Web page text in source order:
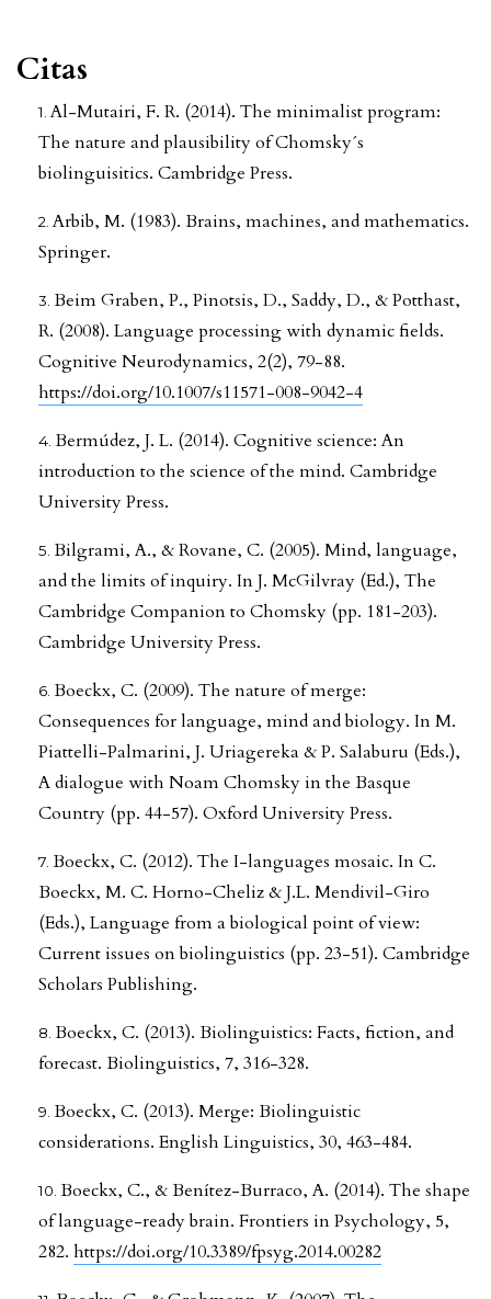
Citas
Al-Mutairi, F. R. (2014). The minimalist program:
The nature and plausibility of Chomsky´s
biolinguisitics. Cambridge Press.
Arbib, M. (1983). Brains, machines, and mathematics.
Springer.
Beim Graben, P., Pinotsis, D., Saddy, D., & Potthast,
R. (2008). Language processing with dynamic fields.
Cognitive Neurodynamics, 2(2), 79-88.
https://doi.org/10.1007/s11571-008-9042-4
Bermúdez, J. L. (2014). Cognitive science: An
introduction to the science of the mind. Cambridge
University Press.
Bilgrami, A., & Rovane, C. (2005). Mind, language,
and the limits of inquiry. In J. McGilvray (Ed.), The
Cambridge Companion to Chomsky (pp. 181-203).
Cambridge University Press.
Boeckx, C. (2009). The nature of merge:
Consequences for language, mind and biology. In M.
Piattelli-Palmarini, J. Uriagereka & P. Salaburu (Eds.),
A dialogue with Noam Chomsky in the Basque
Country (pp. 44-57). Oxford University Press.
Boeckx, C. (2012). The I-languages mosaic. In C.
Boeckx, M. C. Horno-Cheliz & J.L. Mendivil-Giro
(Eds.), Language from a biological point of view:
Current issues on biolinguistics (pp. 23-51). Cambridge
Scholars Publishing.
Boeckx, C. (2013). Biolinguistics: Facts, fiction, and
forecast. Biolinguistics, 7, 316-328.
Boeckx, C. (2013). Merge: Biolinguistic
considerations. English Linguistics, 30, 463-484.
Boeckx, C., & Benítez-Burraco, A. (2014). The shape
of language-ready brain. Frontiers in Psychology, 5,
282. https://doi.org/10.3389/fpsyg.2014.00282